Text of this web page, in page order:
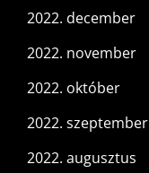
2022. december
2022. november
2022. október
2022. szeptember
2022. augusztus